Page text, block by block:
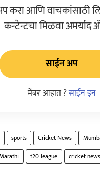
करा आणि वाचकांसाठी
कन्टेन्टचा मिळवा
साईन अप
मेंबर आहात ?साईन इन
sports Cricket News
t20 league cricket